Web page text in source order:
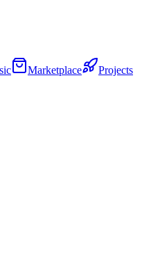
Marketplace
Projects